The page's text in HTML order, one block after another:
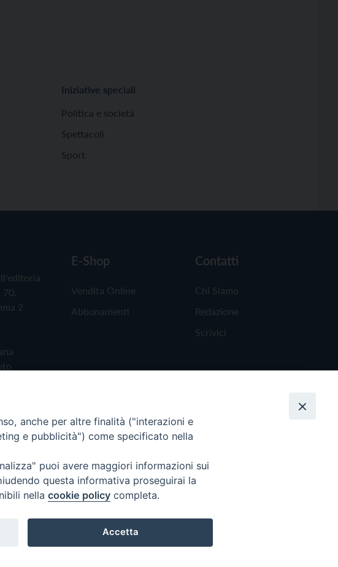
Iniziative speciali
Politica e società
Spettacoli
Sport
2
E-Shop
Vendita Online
Abbonamenti
Contatti
Chi Siamo
Redazione
Scrivici
anche per altre finalità ("interazioni e
e pubblicità") come specificato nella
puoi avere maggiori informazioni sui
questa informativa proseguirai la
nella cookie policy completa.
Accetta